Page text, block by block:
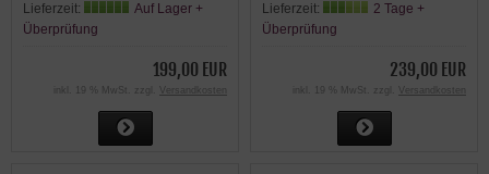
Crayford Auszug
Lieferzeit:
Auf Lager +
Überprüfung
199,00 EUR
inkl. 19 % MwSt. zzgl. Versandkosten
und T2-Anschluss
Lieferzeit:
2 Tage +
Überprüfung
239,00 EUR
inkl. 19 % MwSt. zzgl. Versandkosten